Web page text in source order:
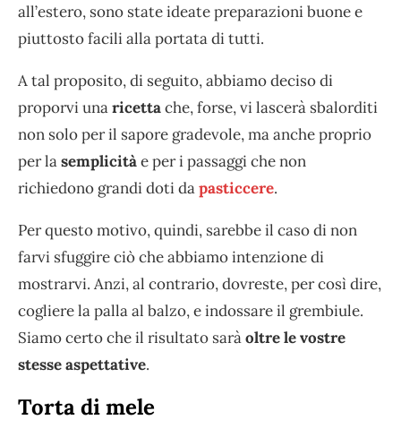
all’estero, sono state ideate preparazioni buone e
piuttosto facili alla portata di tutti.
A tal proposito, di seguito, abbiamo deciso di
proporvi unaricettache, forse, vi lascerà sbalorditi
non solo per il sapore gradevole, ma anche proprio
per lasemplicitàe per i passaggi che non
richiedono grandi doti dapasticcere.
Per questo motivo, quindi, sarebbe il caso di non
farvi sfuggire ciò che abbiamo intenzione di
mostrarvi. Anzi, al contrario, dovreste, per così dire,
cogliere la palla al balzo, e indossare il grembiule.
Siamo certo che il risultato saràoltre le vostre
stesse aspettative.
Torta di mele